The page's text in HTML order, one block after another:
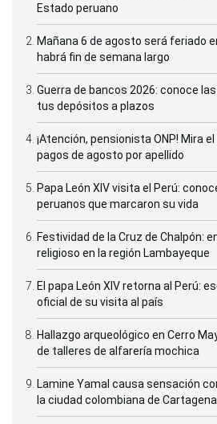
Estado peruano
Mañana 6 de agosto será feriado
habrá fin de semana largo
Guerra de bancos 2026: conoce
tus depósitos a plazos
¡Atención, pensionista ONP! Mira
pagos de agosto por apellido
Papa León XIV visita el Perú:
peruanos que marcaron su vida
Festividad de la Cruz de Chalpón:
religioso en la región Lambayeque
El papa León XIV retorna al Perú:
oficial de su visita al país
Hallazgo arqueológico en Cerro
de talleres de alfarería mochica
Lamine Yamal causa sensación
la ciudad colombiana de Cartagena